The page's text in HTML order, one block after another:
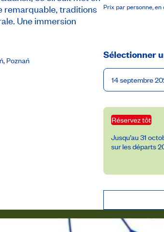
remarquable, traditions
Une immersion
Poznań
Prix par personne,
Sélectionner
14 septembre
Réservez tôt
Jusqu’au 31
sur les départs